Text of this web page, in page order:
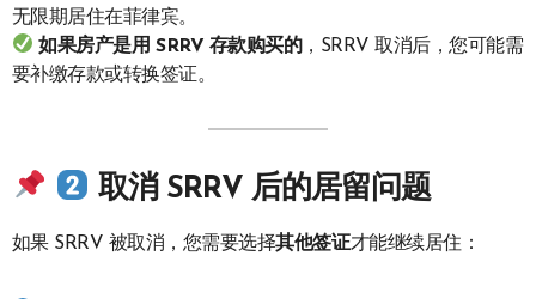
无限期居住在菲律宾。
如果房产是用 SRRV 存款购买的 ，SRRV 取消后，您可能需
要补缴存款或转换签证。
取消 SRRV 后的居留问题
如果 SRRV 被取消，您需要选择其他签证才能继续居住：